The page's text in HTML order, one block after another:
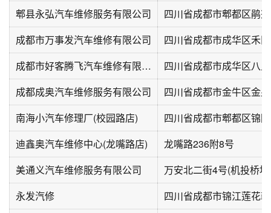
郫县永弘汽车维修服务有限公司
四川省成都市郫都区鹃
成都市万事发汽车维修有限公司
四川省成都市成华区禾
成都市好客腾飞汽车维修有限公司
四川省成都市成华区八
成都成奥汽车维修服务有限公司
南海小汽车修理厂(校园路店)
四川省成都市郫都区锦
迪鑫奥汽车维修中心(龙嘴路店)
龙嘴路236附8号
美通义汽车维修服务有限公司
永发汽修
四川省成都市锦江莲花